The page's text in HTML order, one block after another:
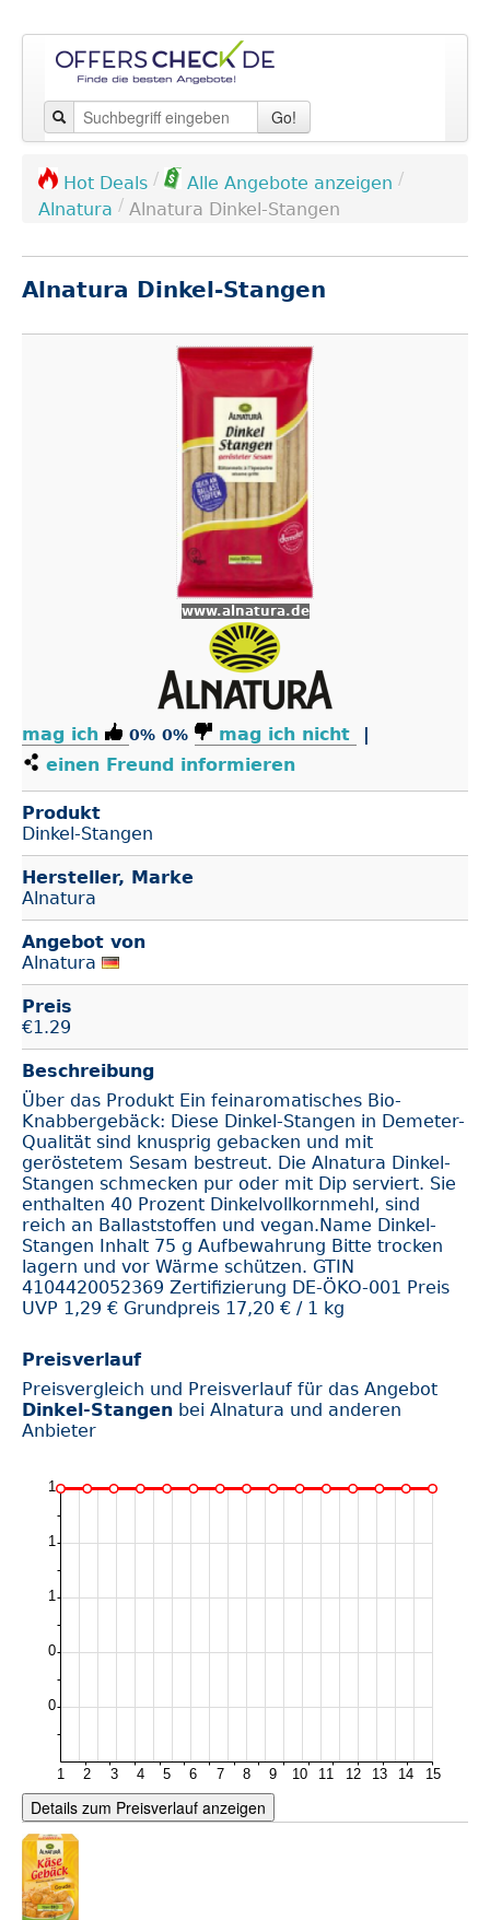
Go!
Hot Deals / Alle Angebote anzeigen /
Alnatura / Alnatura Dinkel-Stangen
Alnatura Dinkel-Stangen
www.alnatura.de
mag ich 0% 0% mag ich nicht
|
einen Freund informieren
Produkt
Dinkel-Stangen
Hersteller, Marke
Alnatura
Angebot von
Alnatura
Preis
€1.29
Beschreibung
Über das Produkt Ein feinaromatisches Bio-
Knabbergebäck: Diese Dinkel-Stangen in Demeter-
Qualität sind knusprig gebacken und mit
geröstetem Sesam bestreut. Die Alnatura Dinkel-
Stangen schmecken pur oder mit Dip serviert. Sie
enthalten 40 Prozent Dinkelvollkornmehl, sind
reich an Ballaststoffen und vegan.Name Dinkel-
Stangen Inhalt 75 g Aufbewahrung Bitte trocken
lagern und vor Wärme schützen. GTIN
4104420052369 Zertifizierung DE-ÖKO-001 Preis
UVP 1,29 € Grundpreis 17,20 € / 1 kg
Preisverlauf
Preisvergleich und Preisverlauf für das Angebot
Dinkel-Stangen bei Alnatura und anderen
Anbieter
Details zum Preisverlauf anzeigen